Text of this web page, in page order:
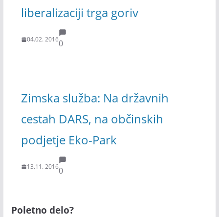
liberalizaciji trga goriv
04.02. 20160
Zimska služba: Na državnih
cestah DARS, na občinskih
podjetje Eko-Park
13.11. 20160
Poletno delo?